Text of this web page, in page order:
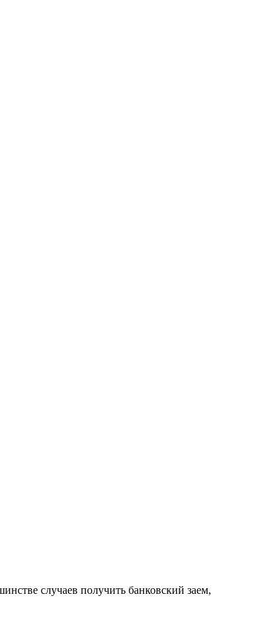
случаев получить банковский заем,